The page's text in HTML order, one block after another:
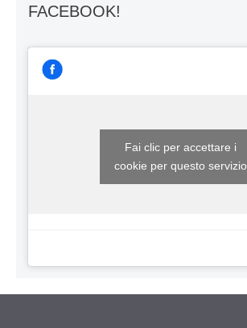
FACEBOOK!
Fai clic per accettare i
cookie per questo servizio